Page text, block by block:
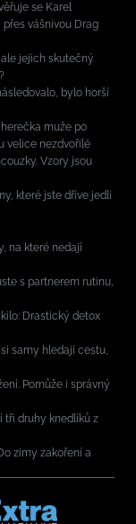
se Karel
přes vášnivou Drag
jejich skutečný
bylo horší
muže po
velice nezdvořilé
Vzory jsou
které jste dříve jedli
na které nedají
s partnerem rutinu,
Drastický detox
samy hledají cestu,
Pomůže i správný
tři druhy knedlíků z
zimy zakoření a